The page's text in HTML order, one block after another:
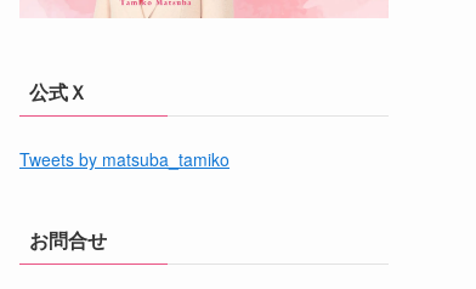
公式Ｘ
Tweets by matsuba_tamiko
お問合せ